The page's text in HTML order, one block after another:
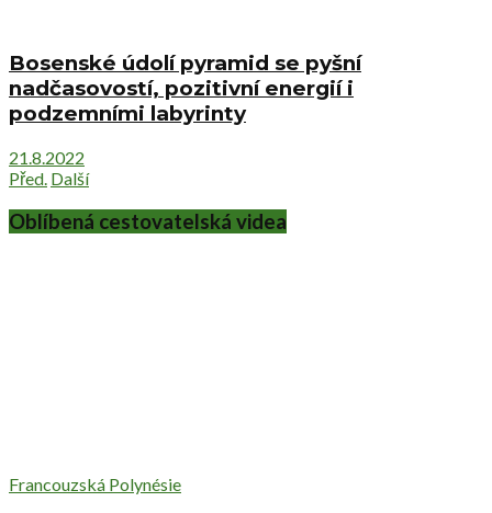
Bosenské údolí pyramid se pyšní
nadčasovostí, pozitivní energií i
podzemními labyrinty
21.8.2022
Před. Další
Oblíbená cestovatelská videa
Francouzská Polynésie